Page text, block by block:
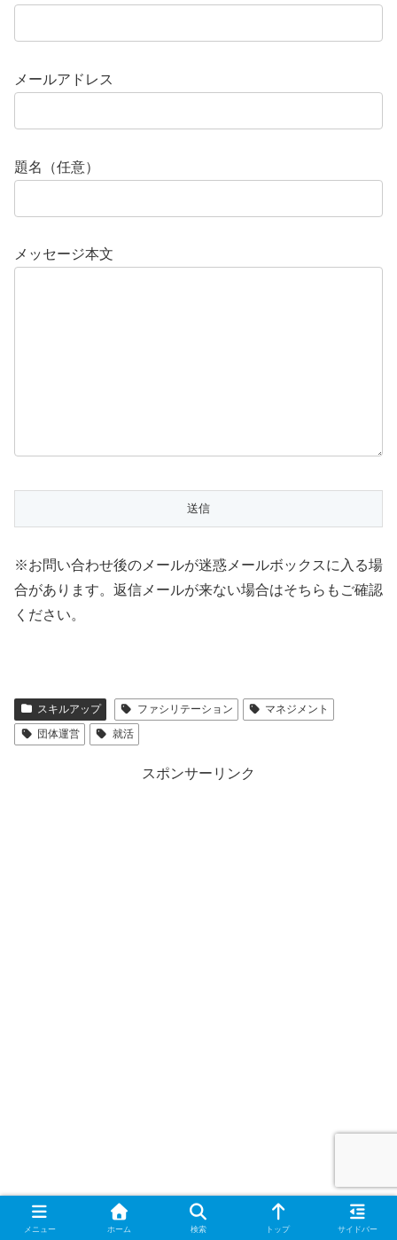
メールアドレス
題名（任意）
メッセージ本文
※お問い合わせ後のメールが迷惑メールボックスに入る場
合があります。返信メールが来ない場合はそちらもご確認
ください。
スキルアップ ファシリテーション
マネジメント
団体運営
就活
スポンサーリンク
シェアする
メニュー ホーム 検索 トップ サイドバー